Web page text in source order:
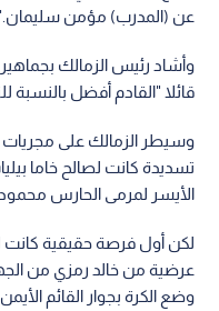
عن (المدرب) مؤمن
وأشاد رئيس الزمالك
قائلا "القادم أفضل بالنسبة
وسيطر الزمالك على
تسديدة كانت لصالح خاما
الأيسر لمرمى الحارس
عرضية من خالد رمزي من
وضع الكرة بجوار القائم